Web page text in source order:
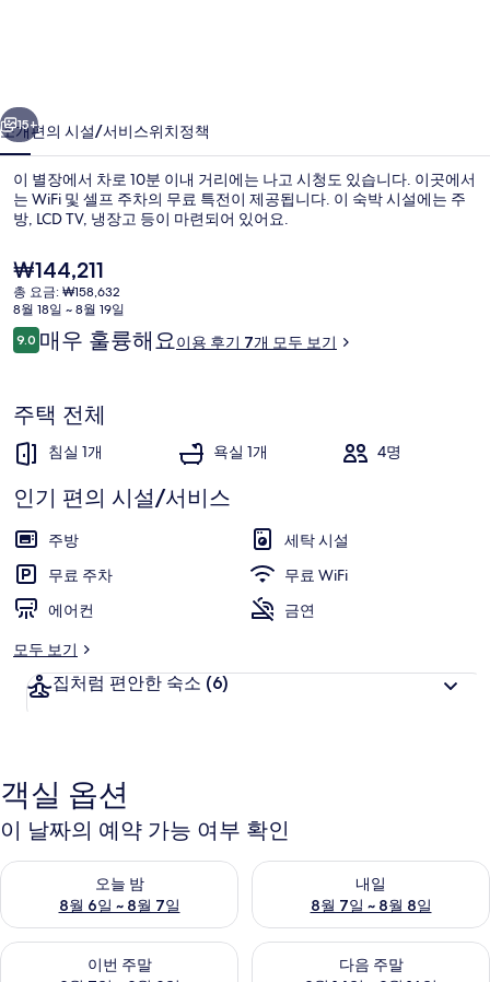
트
콘
도
미
니
엄
나
의
사
진
갤
러
리
15+
소개편의 시설/서비스위치정책
이 별장에서 차로 10분 이내 거리에는 나고 시청도 있습니다. 이곳에서
는 WiFi 및 셀프 주차의 무료 특전이 제공됩니다. 이 숙박 시설에는 주
방, LCD TV, 냉장고 등이 마련되어 있어요.
현
재
가
격
은
₩144,211
총 요금: ₩158,632
8월 18일 ~ 8월 19일
이
용
기
9.010점 만점 중 9.0점.
매우 훌륭해요이용 후기 7개 모두 보기
주택 전체
침실 1개 욕실 1개 4명
인기 편의 시설/서비스
주방
세탁 시설
무료 주차
무료 WiFi
에어컨
금연
모두 보기
집처럼 편안한 숙소 (6)
객실 옵션
이 날짜의 예약 가능 여부 확인
오늘 밤
8월 6일 ~ 8월 7일
오늘 밤 예약 가능 여부 확인, 8월 6일 ~ 8월 7일
내일
8월 7일 ~ 8월 8일
내일 예약 가능 여부 확인, 8월
이번 주말
이번 주말 예약 가능 여부 확인, 8월 7일 ~ 8월 9일
다음 주말
다음 주말 예약 가능 여부 확인,